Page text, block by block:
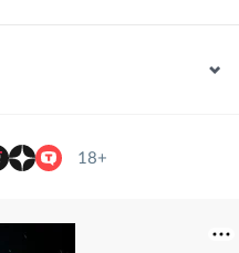
18+